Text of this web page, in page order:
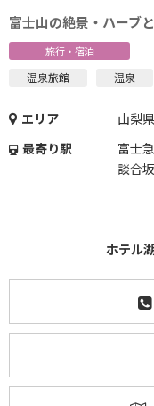
富士山の絶景・ハーブ
旅行・宿泊
温泉旅館 温泉
エリア
山梨
最寄り駅
富士
談合
ホテル